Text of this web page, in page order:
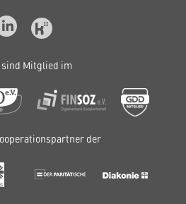
Mitglied im
der